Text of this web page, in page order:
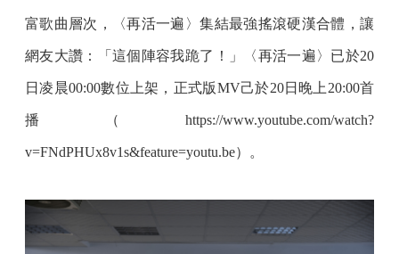
富歌曲層次，〈再活一遍〉集結最強搖滾硬漢合體，讓
網友大讚：「這個陣容我跪了！」〈再活一遍〉已於20
日凌晨00:00數位上架，正式版MV己於20日晚上20:00首
播（https://www.youtube.com/watch?
v=FNdPHUx8v1s&feature=youtu.be）。